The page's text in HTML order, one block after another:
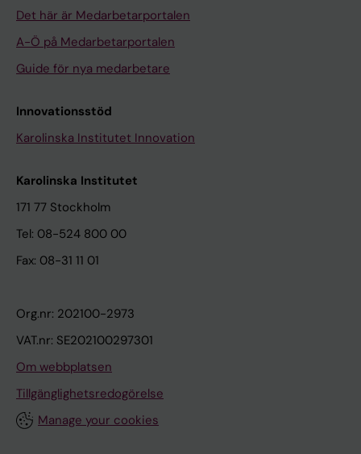
Det här är Medarbetarportalen
A-Ö på Medarbetarportalen
Guide för nya medarbetare
Innovationsstöd
Karolinska Institutet Innovation
Karolinska Institutet
171 77 Stockholm
Tel: 08-524 800 00
Fax: 08-31 11 01
Org.nr: 202100-2973
VAT.nr: SE202100297301
Om webbplatsen
Tillgänglighetsredogörelse
Manage your cookies